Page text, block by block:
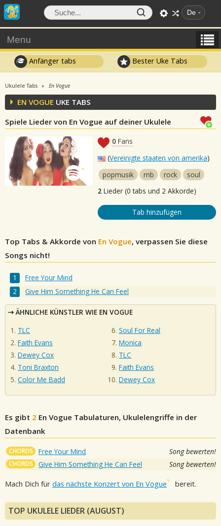
De
Menu
Anfänger tabs Bester Uke Tabs
Ukulele Tabs En Vogue
EN VOGUE UKE TABS
Spiele Lieder von En Vogue auf deiner Ukulele
0 Fans
(Vereinigte staaten von amerika)
popmusik
rnb rock
soul
2 Lieder (0 tabs und 2 Akkorde)
Tab hinzufügen
Top Tabs & Akkorde von En Vogue, verpassen Sie diese
Songs nicht!
Free Your Mind
Give Him Something He Can Feel
ÄHNLICHE KÜNSTLER WIE EN VOGUE
TLC
Faith Evans
Dewey Cox
Toni Braxton
Color Me Badd
Soul For Real
Monica
TLC
Faith Evans
Dewey Cox
Es gibt 2 En Vogue Tabulaturen, Ukulelengriffe in der
Datenbank
CHORDS Free Your Mind Song bewerten!
CHORDS Give Him Something He Can Feel Song bewerten!
Mach Dich für das nächste Konzert von En Vogue bereit.
TOP UKULELE LIEDER (AUGUST)